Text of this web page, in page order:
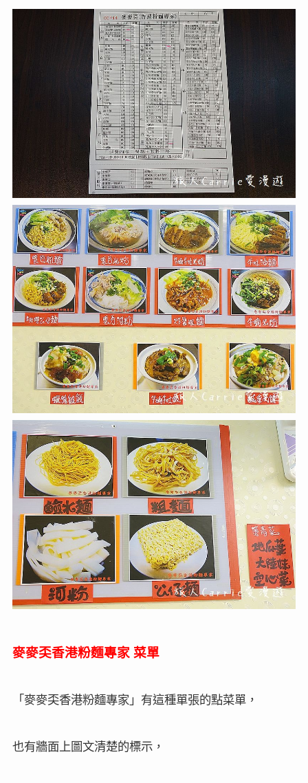
麥麥奀香港粉麵專家 菜單
「麥麥奀香港粉麵專家」有這種單張的點菜單，
也有牆面上圖文清楚的標示，